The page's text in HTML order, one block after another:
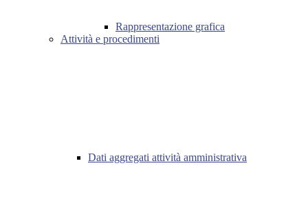
Rappresentazione grafica
Attività e procedimenti
Dati aggregati attività amministrativa